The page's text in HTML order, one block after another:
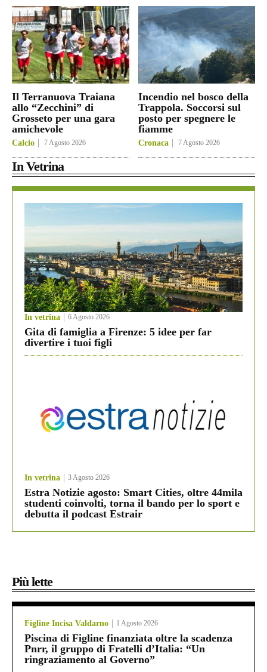
Il Terranuova Traiana
allo “Zecchini” di
Grosseto per una gara
amichevole
Calcio 7 Agosto 2026
Incendio nel bosco della
Trappola. Soccorsi sul
posto per spegnere le
fiamme
Cronaca 7 Agosto 2026
In Vetrina
In vetrina 6 Agosto 2026
Gita di famiglia a Firenze: 5 idee per far
divertire i tuoi figli
In vetrina 3 Agosto 2026
Estra Notizie agosto: Smart Cities, oltre 44mila
studenti coinvolti, torna il bando per lo sport e
debutta il podcast Estrair
Più lette
Figline Incisa Valdarno 1 Agosto 2026
Piscina di Figline finanziata oltre la scadenza
Pnrr, il gruppo di Fratelli d’Italia: “Un
ringraziamento al Governo”